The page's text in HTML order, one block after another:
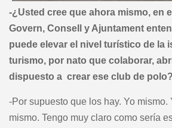
-¿Usted cree que ahora mismo, en
Govern, Consell y Ajuntament
puede elevar el nivel turístico de la
turismo, por nato que colaborar,
dispuesto a crear ese club de polo?
-Por supuesto que los hay. Yo mismo.
mismo. Tengo muy claro como sería